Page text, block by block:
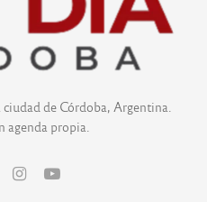
de Córdoba, Argentina.
agenda propia.